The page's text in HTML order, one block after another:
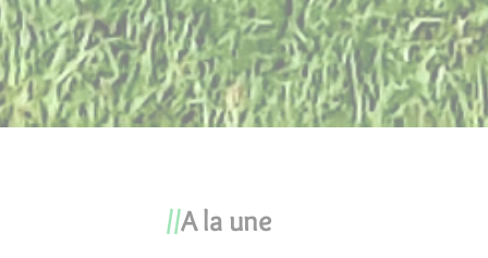
A la une